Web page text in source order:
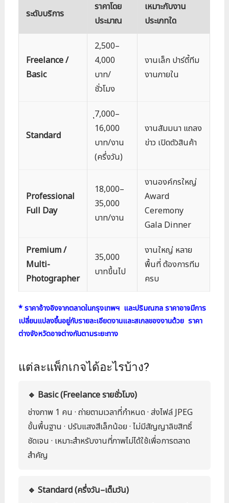
ระดับบริการ
ราคาโดย
ประมาณ
เหมาะกับงาน
ประเภทใด
Freelance /
Basic
2,500–
4,000
บาท/
ชั่วโมง
งานเล็ก ปาร์ตี้ทีม
งานภายใน
Standard
ุ7,000–
16,000
บาท/งาน
(ครึ่งวัน)
งานสัมมนา แถลง
ข่าว เปิดตัวสินค้า
Professional
Full Day
18,000–
35,000
บาท/งาน
งานองค์กรใหญ่
Award
Ceremony
Gala Dinner
Premium /
Multi-
Photographer
35,000
บาทขึ้นไป
งานใหญ่ หลาย
พื้นที่ ต้องการทีม
ครบ
* ราคาอ้างอิงจากตลาดในกรุงเทพฯ และปริมณฑลราคาอาจมีการ
เปลี่ยนแปลงขึ้นอยู่กับรายละเอียดงานและสเกลของงานด้วย ราคา
ต่างจังหวัดอาจต่างกันตามระยะทาง
แต่ละแพ็กเกจได้อะไรบ้าง?
🔹 Basic (Freelance รายชั่วโมง)
ช่างภาพ 1 คน · ถ่ายตามเวลาที่กำหนด · ส่งไฟล์ JPEG
ขั้นพื้นฐาน · ปรับแสงสีเล็กน้อย · ไม่มีสัญญาลิขสิทธิ์
ชัดเจน · เหมาะสำหรับงานที่ภาพไม่ได้ใช้เพื่อการตลาด
สำคัญ
🔹 Standard (ครึ่งวัน–เต็มวัน)